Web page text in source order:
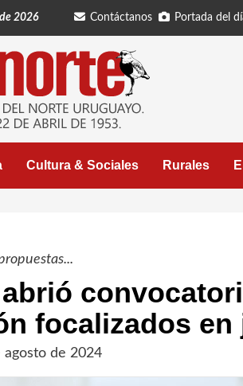
2026 Contáctanos Portada del
Cultura & Sociales Rurales
abrió
focalizados en
de 2024